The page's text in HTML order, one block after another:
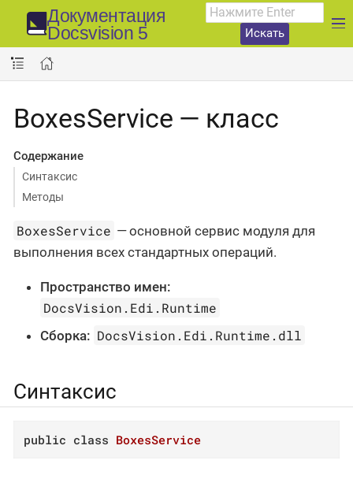
Документация
Docsvision 5
Искать
BoxesService — класс
Содержание
Синтаксис
Методы
BoxesService — основной сервис модуля для
выполнения всех стандартных операций.
Пространство имен:
DocsVision.Edi.Runtime
Сборка: DocsVision.Edi.Runtime.dll
Синтаксис
public class BoxesService